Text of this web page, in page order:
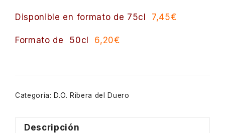
Disponible en formato de 75cl 7,45€
Formato de 50cl 6,20€
Categoría: D.O. Ribera del Duero
Descripción